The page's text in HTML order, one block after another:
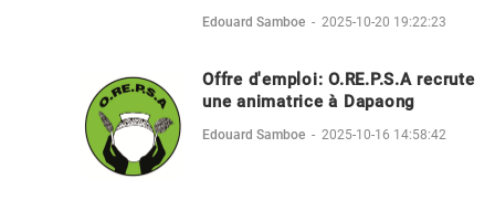
Edouard Samboe - 2025-10-20 19:22:23
Offre d'emploi: O.RE.P.S.A recrute
une animatrice à Dapaong
Edouard Samboe - 2025-10-16 14:58:42